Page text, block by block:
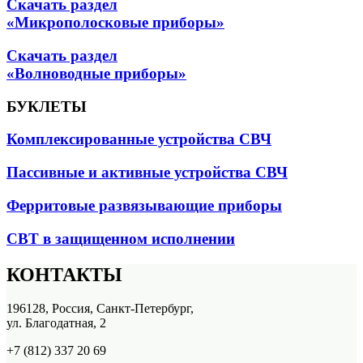
Скачать раздел
«Микрополосковые приборы»
Скачать раздел
«Волноводные приборы»
БУКЛЕТЫ
Комплексированные устройства СВЧ
Пассивные и активные устройства СВЧ
Ферритовые развязывающие приборы
СВТ в защищенном исполнении
КОНТАКТЫ
196128, Россия, Санкт-Петербург,
ул. Благодатная, 2
+7 (812) 337 20 69